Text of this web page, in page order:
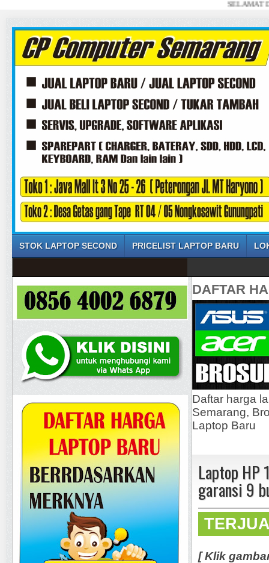
SELAMAT
STOK LAPTOP SECOND PRICELIST LAPTOP BARU
DAFTAR
Daftar harga
Semarang,
Laptop Baru
Laptop HP
garansi 9
[ Klik